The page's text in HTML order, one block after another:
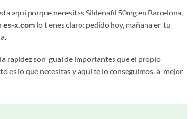
aquí porque necesitas Sildenafil 50mg en Barcelona,
es-x.com lo tienes claro: pedido hoy, mañana en tu
rapidez son igual de importantes que el propio
es lo que necesitas y aquí te lo conseguimos, al mejor